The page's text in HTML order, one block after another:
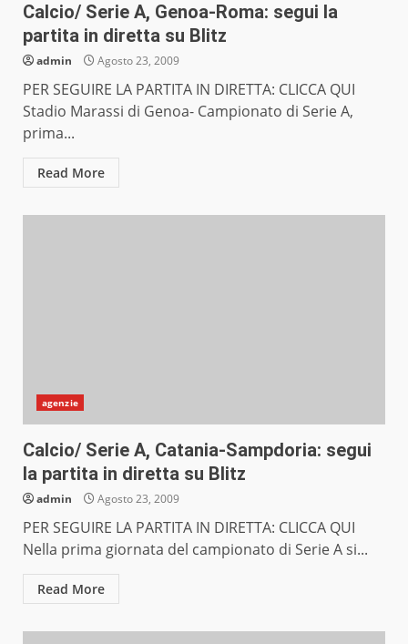
Calcio/ Serie A, Genoa-Roma: segui la
partita in diretta su Blitz
admin Agosto 23, 2009
PER SEGUIRE LA PARTITA IN DIRETTA: CLICCA QUI
Stadio Marassi di Genoa- Campionato di Serie A,
prima...
Read More
agenzie
Calcio/ Serie A, Catania-Sampdoria: segui
la partita in diretta su Blitz
admin Agosto 23, 2009
PER SEGUIRE LA PARTITA IN DIRETTA: CLICCA QUI
Nella prima giornata del campionato di Serie A si...
Read More